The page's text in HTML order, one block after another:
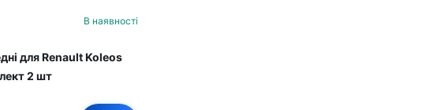
В наявності
для Renault Koleos
2 шт